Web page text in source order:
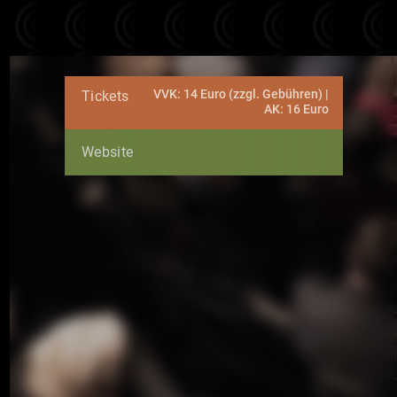
Tickets
VVK: 14 Euro (zzgl. Gebühren) |
AK: 16 Euro
Website